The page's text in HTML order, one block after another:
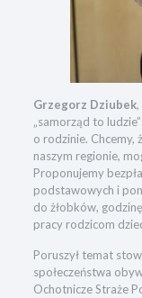
Grzegorz Dziubek,
„samorząd to
o rodzinie. Chcemy,
naszym regionie,
Proponujemy
podstawowych i
do żłobków,
pracy rodzicom
Poruszył temat
społeczeństwa
Ochotnicze Straże